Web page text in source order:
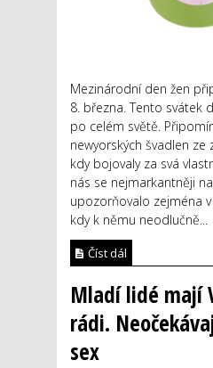
Mezinárodní den žen
8. března. Tento svátek
po celém světě.
newyorských švadlen ze
kdy bojovaly za svá
nás se nejmarkantněji
upozorňovalo zejména
kdy k němu neodlučně...
Číst dál
Mladí lidé mají
rádi.
sex